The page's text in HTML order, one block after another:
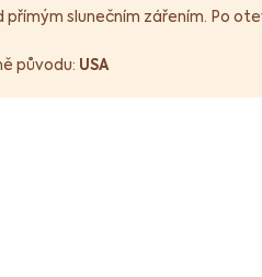
přímým slunečním zářením. Po
původu: USA